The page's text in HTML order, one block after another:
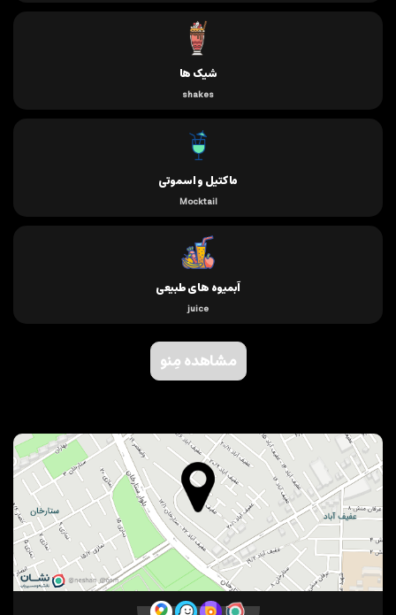
شیک ها
shakes
ماکتیل و اسموتی
Mocktail
آبمیوه های طبیعی
juice
مشاهده مِنو